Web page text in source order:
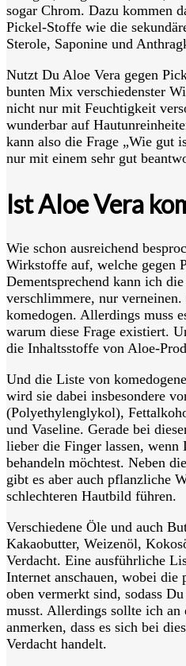
sogar Chrom. Dazu kommen
Pickel-Stoffe wie die
Sterole, Saponine und
Nutzt Du Aloe Vera gegen
bunten Mix verschiedenster
nicht nur mit Feuchtigkeit
wunderbar auf
kann also die Frage „Wie gut
nur mit einem sehr gut
Ist Aloe Vera
Wie schon ausreichend
Wirkstoffe auf, welche gegen
Dementsprechend kann ich
verschlimmere, nur
komedogen. Allerdings muss
warum diese Frage existiert.
die Inhaltsstoffe von Aloe-
Und die Liste von
wird sie dabei insbesondere
(Polyethylenglykol),
und Vaseline. Gerade bei
lieber die Finger lassen,
behandeln möchtest. Neben
gibt es aber auch pflanzliche
schlechteren Hautbild führen.
Verschiedene Öle und auch
Kakaobutter, Weizenöl,
Verdacht. Eine ausführliche
Internet anschauen, wobei die
oben vermerkt sind, sodass
musst. Allerdings sollte ich an
anmerken, dass es sich bei
Verdacht handelt.